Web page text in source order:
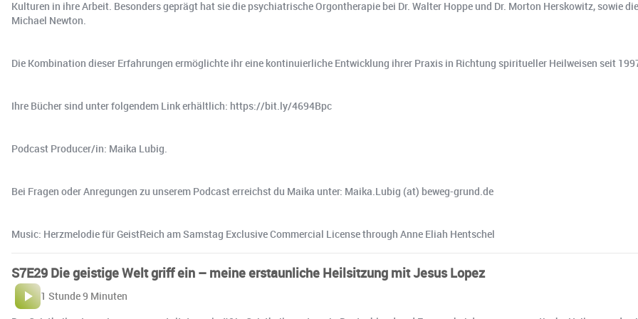
Kulturen in ihre Arbeit. Besonders geprägt hat sie die psychiatrische Orgontherapie bei Dr. Walter Hoppe und Dr. Morton Herskowitz, sowie
Michael Newton.
Die Kombination dieser Erfahrungen ermöglichte ihr eine kontinuierliche Entwicklung ihrer Praxis in Richtung spiritueller Heilweisen seit
Ihre Bücher sind unter folgendem Link erhältlich: https://bit.ly/4694Bpc
Podcast Producer/in: Maika Lubig.
Bei Fragen oder Anregungen zu unserem Podcast erreichst du Maika unter: Maika.Lubig (at) beweg-grund.de
Music: Herzmelodie für GeistReich am Samstag Exclusive Commercial License through Anne Eliah Hentschel
S7E29 Die geistige Welt griff ein – meine erstaunliche Heilsitzung mit Jesus Lopez
1 Stunde 9 Minuten